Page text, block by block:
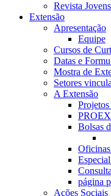
Revista
Extensão
Apresentação
Equipe
Cursos de
Datas e
Mostra de
Setores
A Extensão
Bolsas
página
Ações Sociais